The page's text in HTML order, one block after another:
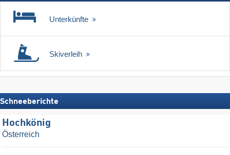
Unterkünfte
Skiverleih
Schneeberichte
Hochkönig
Österreich